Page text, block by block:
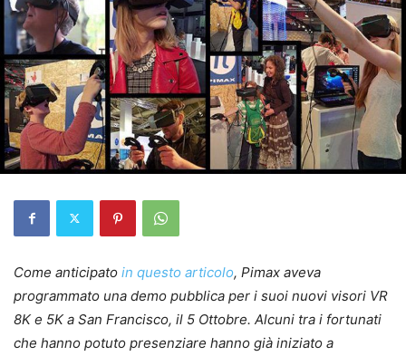
Come anticipato in questo articolo, Pimax aveva
programmato una demo pubblica per i suoi nuovi visori VR
8K e 5K a San Francisco, il 5 Ottobre. Alcuni tra i fortunati
che hanno potuto presenziare hanno già iniziato a